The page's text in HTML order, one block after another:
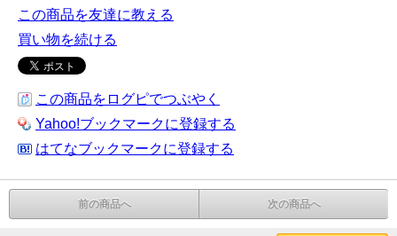
この商品を友達に教える
買い物を続ける
この商品をログピでつぶやく
Yahoo!ブックマークに登録する
はてなブックマークに登録する
前の商品へ 次の商品へ